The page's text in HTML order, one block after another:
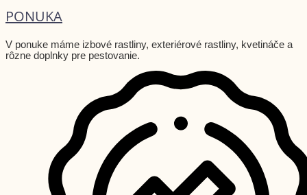
PONUKA
V ponuke máme izbové rastliny, exteriérové rastliny, kvetináče a
rôzne doplnky pre pestovanie.